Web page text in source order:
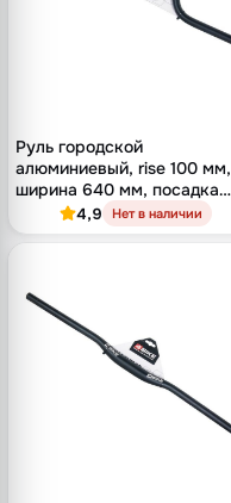
Руль городской
алюминиевый, rise 100 мм,
ширина 640 мм, посадка
25.4 мм, чёрный
4,9 Нет в наличии